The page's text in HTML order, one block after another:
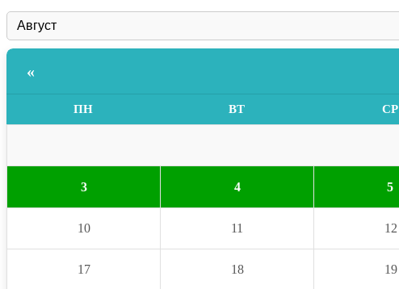
«
ПН ВТ СР
3 4 5
10 11 12
17 18 19